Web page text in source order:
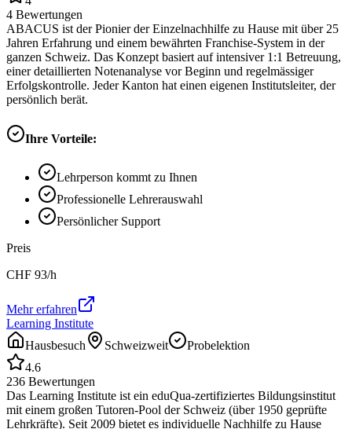
4 Bewertungen
ABACUS ist der Pionier der Einzelnachhilfe zu Hause mit über 25
Jahren Erfahrung und einem bewährten Franchise-System in der
ganzen Schweiz. Das Konzept basiert auf intensiver 1:1 Betreuung,
einer detaillierten Notenanalyse vor Beginn und regelmässiger
Erfolgskontrolle. Jeder Kanton hat einen eigenen Institutsleiter, der
persönlich berät.
Ihre Vorteile:
Lehrperson kommt zu Ihnen
Professionelle Lehrerauswahl
Persönlicher Support
Preis
CHF 93/h
Mehr erfahren
Learning Institute
Hausbesuch
Schweizweit
Probelektion
4.6
236 Bewertungen
Das Learning Institute ist ein eduQua-zertifiziertes Bildungsinstitut
mit einem großen Tutoren-Pool der Schweiz (über 1950 geprüfte
Lehrkräfte). Seit 2009 bietet es individuelle Nachhilfe zu Hause